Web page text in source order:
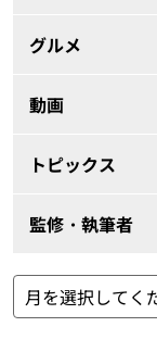
グルメ
動画
トピックス
監修・執筆者